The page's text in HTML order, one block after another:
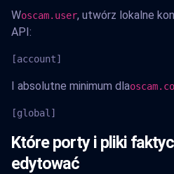
Woscam.user, utwórz lokalne
API:
[account]
I absolutne minimum dla
[global]
Które porty i pliki
edytować